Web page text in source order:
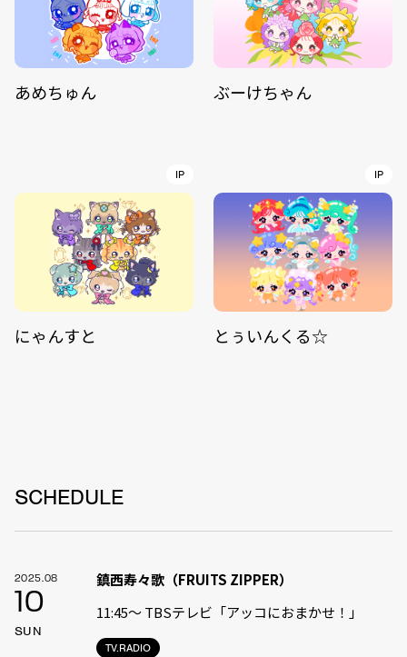
あめちゅん ぶーけちゃん
IP
にゃんすと
IP
とぅいんくる☆
SCHEDULE
2025.08
10
SUN
TV.RADIO
鎮西寿々歌（FRUITS ZIPPER）
11:45〜 TBSテレビ「アッコにおまかせ！」